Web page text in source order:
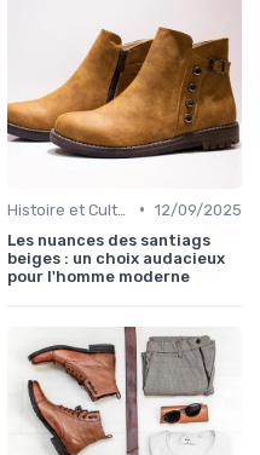
• 12/09/2025
Les nuances des santiags
beiges : un choix audacieux
pour l'homme moderne